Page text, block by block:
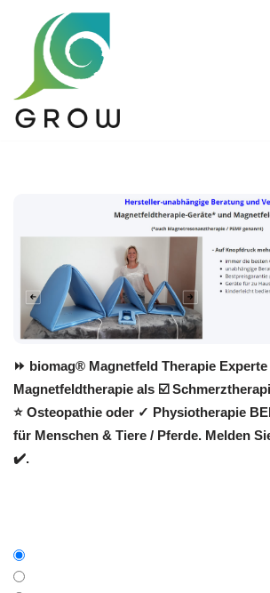
Zum
springen
⏩ biomag® Magnetfeld Therapie
Magnetfeldtherapie als ☑️
⭐ Osteopathie oder ✓ Physiotherapie
für Menschen & Tiere / Pferde. Melden
✔️.